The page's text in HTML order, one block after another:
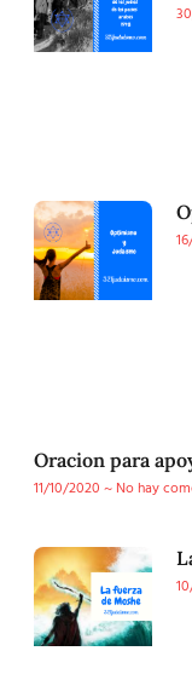
Oracion para
11/10/2020
No hay